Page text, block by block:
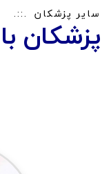
سایر پزشکان
پزشکان